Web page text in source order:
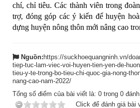
chí, chỉ tiêu. Các thành viên trong
trợ, đóng góp các ý kiến để huyện
dựng huyện nông thôn mới nâng cao
Nguồn: https://suckhoequangninh.vn/
tiep-tuc-lam-viec-voi-huyen-tien-yen-de-
tieu-y-te-trong-bo-tieu-chi-quoc-gia-nong-
nang-cao-nam-2022/
Tổng số điểm của bài viết là: 0 trong 0
Click để đánh giá bài